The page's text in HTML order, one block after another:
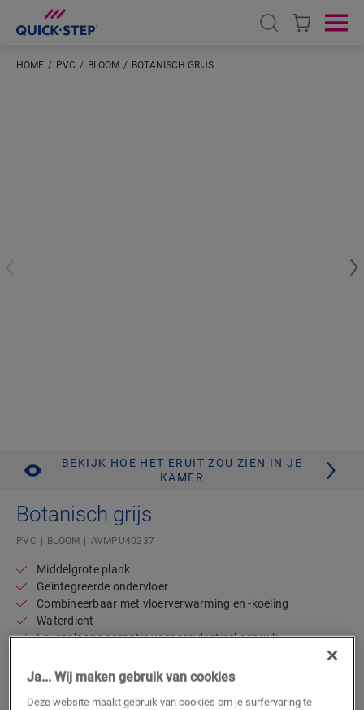
Open search
HOME PVC BLOOM BOTANISCH GRIJS
BEKIJK HOE HET ERUIT ZOU ZIEN IN JE
KAMER
Botanisch grijs
PVC BLOOM AVMPU40237
Middelgrote plank
Geïntegreerde ondervloer
Combineerbaar met vloerverwarming en -koeling
Waterdicht
Levenslange garantie voor residentieel gebruik
57,95€/m²
Adviesprijs (incl. btw)
Ja... Wij maken gebruik van cookies
Deze website maakt gebruik van cookies om je surfervaring te